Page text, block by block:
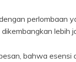
perlombaan
lebih
bahwa esensi